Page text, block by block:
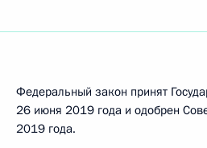
Федеральный закон принят
26 июня 2019 года и одобрен
2019 года.